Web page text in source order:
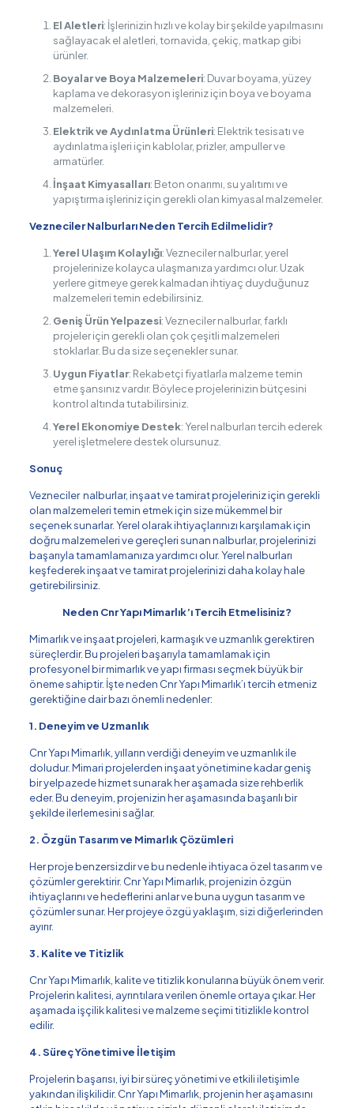
El Aletleri: İşlerinizin hızlı ve kolay bir şekilde yapılmasını
sağlayacak el aletleri, tornavida, çekiç, matkap gibi
ürünler.
Boyalar ve Boya Malzemeleri: Duvar boyama, yüzey
kaplama ve dekorasyon işleriniz için boya ve boyama
malzemeleri.
Elektrik ve Aydınlatma Ürünleri: Elektrik tesisatı ve
aydınlatma işleri için kablolar, prizler, ampuller ve
armatürler.
İnşaat Kimyasalları: Beton onarımı, su yalıtımı ve
yapıştırma işleriniz için gerekli olan kimyasal malzemeler.
Vezneciler Nalburları Neden Tercih Edilmelidir?
Yerel Ulaşım Kolaylığı: Vezneciler nalburlar, yerel
projelerinize kolayca ulaşmanıza yardımcı olur. Uzak
yerlere gitmeye gerek kalmadan ihtiyaç duyduğunuz
malzemeleri temin edebilirsiniz.
Geniş Ürün Yelpazesi: Vezneciler nalburlar, farklı
projeler için gerekli olan çok çeşitli malzemeleri
stoklarlar. Bu da size seçenekler sunar.
Uygun Fiyatlar: Rekabetçi fiyatlarla malzeme temin
etme şansınız vardır. Böylece projelerinizin bütçesini
kontrol altında tutabilirsiniz.
Yerel Ekonomiye Destek: Yerel nalburları tercih ederek
yerel işletmelere destek olursunuz.
Sonuç
Vezneciler nalburlar, inşaat ve tamirat projeleriniz için gerekli
olan malzemeleri temin etmek için size mükemmel bir
seçenek sunarlar. Yerel olarak ihtiyaçlarınızı karşılamak için
doğru malzemeleri ve gereçleri sunan nalburlar, projelerinizi
başarıyla tamamlamanıza yardımcı olur. Yerel nalburları
keşfederek inşaat ve tamirat projelerinizi daha kolay hale
getirebilirsiniz.
Neden Cnr Yapı Mimarlık’ı Tercih Etmelisiniz?
Mimarlık ve inşaat projeleri, karmaşık ve uzmanlık gerektiren
süreçlerdir. Bu projeleri başarıyla tamamlamak için
profesyonel bir mimarlık ve yapı firması seçmek büyük bir
öneme sahiptir. İşte neden Cnr Yapı Mimarlık’ı tercih etmeniz
gerektiğine dair bazı önemli nedenler:
1. Deneyim ve Uzmanlık
Cnr Yapı Mimarlık, yılların verdiği deneyim ve uzmanlık ile
doludur. Mimari projelerden inşaat yönetimine kadar geniş
bir yelpazede hizmet sunarak her aşamada size rehberlik
eder. Bu deneyim, projenizin her aşamasında başarılı bir
şekilde ilerlemesini sağlar.
2. Özgün Tasarım ve Mimarlık Çözümleri
Her proje benzersizdir ve bu nedenle ihtiyaca özel tasarım ve
çözümler gerektirir. Cnr Yapı Mimarlık, projenizin özgün
ihtiyaçlarını ve hedeflerini anlar ve buna uygun tasarım ve
çözümler sunar. Her projeye özgü yaklaşım, sizi diğerlerinden
ayırır.
3. Kalite ve Titizlik
Cnr Yapı Mimarlık, kalite ve titizlik konularına büyük önem verir.
Projelerin kalitesi, ayrıntılara verilen önemle ortaya çıkar. Her
aşamada işçilik kalitesi ve malzeme seçimi titizlikle kontrol
edilir.
4. Süreç Yönetimi ve İletişim
Projelerin başarısı, iyi bir süreç yönetimi ve etkili iletişimle
yakından ilişkilidir. Cnr Yapı Mimarlık, projenin her aşamasını